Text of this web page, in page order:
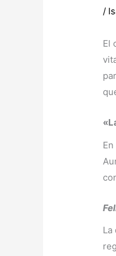
/
El
La